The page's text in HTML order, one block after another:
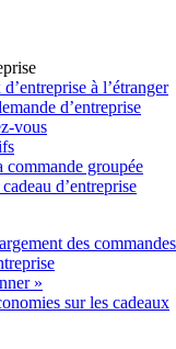
à l’étranger
d’entreprise
vous
commande groupée
d’entreprise
des
»
sur les cadeaux